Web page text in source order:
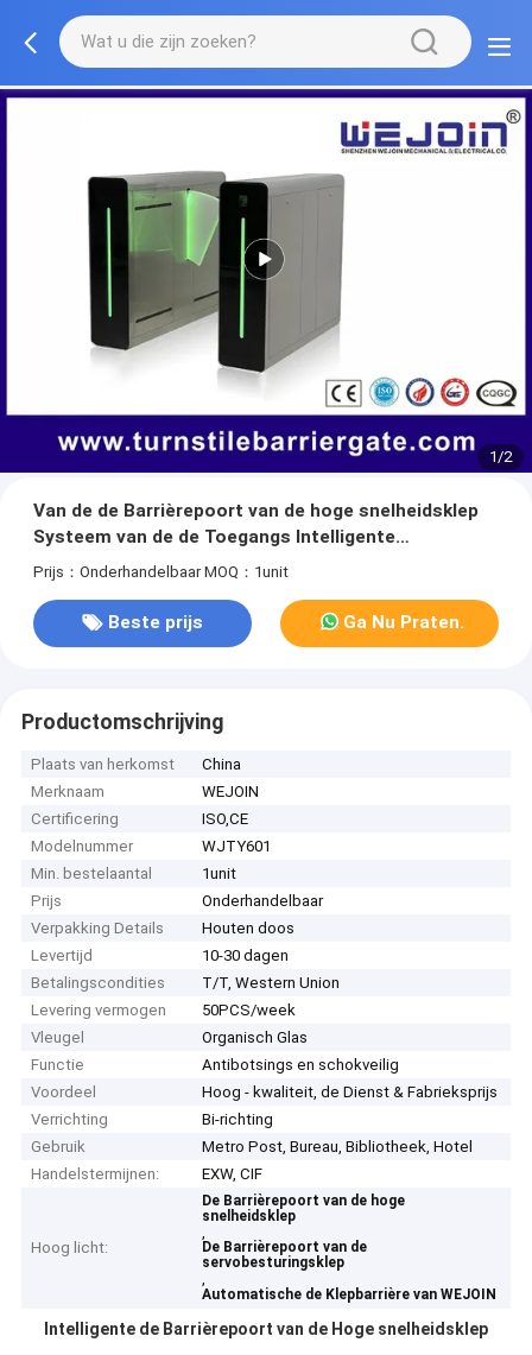
1/2
Van de de Barrièrepoort van de hoge snelheidsklep
Systeem van de de Toegangs Intelligente
Servobesturing het Automatische
Prijs：Onderhandelbaar MOQ：1unit
Beste prijs Ga Nu Praten.
Productomschrijving
Plaats van herkomst
China
Merknaam
WEJOIN
Certificering
ISO,CE
Modelnummer
WJTY601
Min. bestelaantal
1unit
Prijs
Onderhandelbaar
Verpakking Details
Houten doos
Levertijd
10-30 dagen
Betalingscondities
T/T, Western Union
Levering vermogen
50PCS/week
Vleugel
Organisch Glas
Functie
Antibotsings en schokveilig
Voordeel
Hoog - kwaliteit, de Dienst & Fabrieksprijs
Verrichting
Bi-richting
Gebruik
Metro Post, Bureau, Bibliotheek, Hotel
Handelstermijnen:
EXW, CIF
Hoog licht:
De Barrièrepoort van de hoge
snelheidsklep
,
De Barrièrepoort van de
servobesturingsklep
,
Automatische de Klepbarrière van WEJOIN
Intelligente de Barrièrepoort van de Hoge snelheidsklep